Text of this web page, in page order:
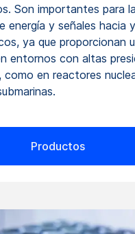
Son importantes para la
energía y señales hacia
ya que proporcionan
entornos con altas
como en reactores
Productos